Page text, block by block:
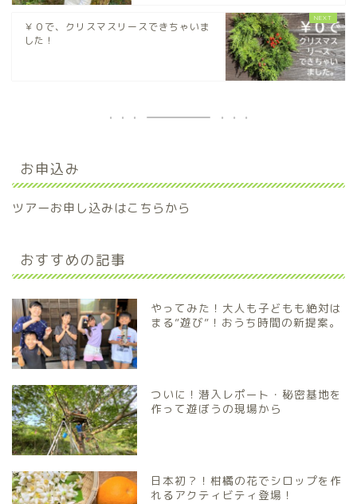
￥０で、クリスマスリースできちゃいま
した！
お申込み
ツアーお申し込みはこちらから
おすすめの記事
やってみた！大人も子どもも絶対は
まる”遊び”！おうち時間の新提案。
ついに！潜入レポート・秘密基地を
作って遊ぼうの現場から
日本初？！柑橘の花でシロップを作
れるアクティビティ登場！